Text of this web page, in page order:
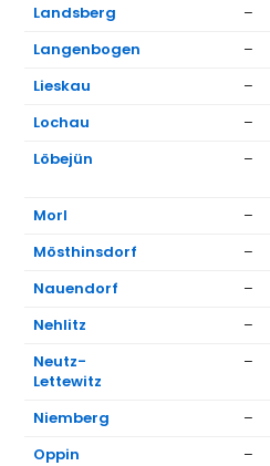
Landsberg
–
Langenbogen
–
Lieskau
–
Lochau
–
Löbejün
–
Morl –
Mösthinsdorf
–
Nauendorf
–
Nehlitz
–
Neutz-
Lettewitz
–
Niemberg –
Oppin
–